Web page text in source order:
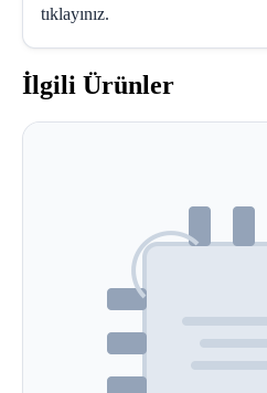
tıklayınız.
İlgili Ürünler